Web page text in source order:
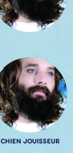
CHIEN JOUISSEUR